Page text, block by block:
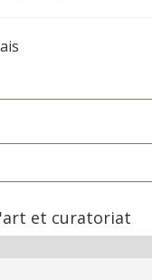
et curatoriat